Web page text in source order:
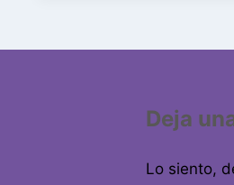
Deja
Lo siento,